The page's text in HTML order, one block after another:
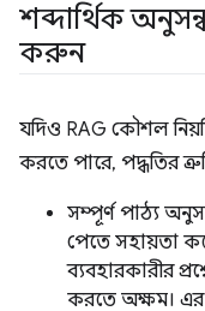
শব্দার্থিক
করুন
যদিও RAG কৌশল
করতে পারে, পদ্ধতির
সম্পূর্ণ পাঠ্য
পেতে সহায়তা
ব্যবহারকারীর
করতে অক্ষম।